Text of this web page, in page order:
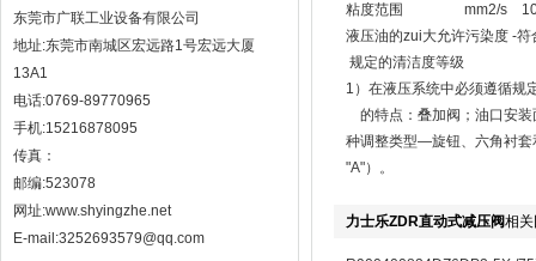
东莞市广联工业设备有限公司
地址:东莞市南城区宏远路1号宏远大厦
13A1
电话:0769-89770965
手机:15216878095
传真：
邮编:523078
网址:www.shyingzhe.net
E-mail:3252693579@qq.com
粘度范围 mm2/s 10
液压油的zui大允许污染度 -
规定的清洁度等级
1）在液压系统中必须遵循规
的特点：叠加阀；油口安
种调整类型—旋钮、六角衬套
"A"）。
力士乐ZDR直动式减压阀相